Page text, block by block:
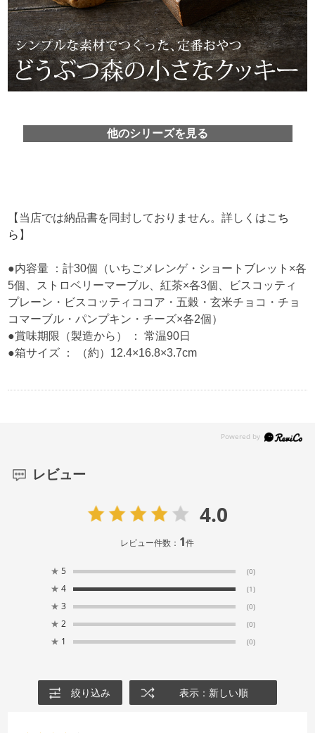
他のシリーズを見る
【当店では納品書を同封しておりません。詳しくはこち
ら 】
●内容量 ：計30個（いちごメレンゲ・ショートブレット×各
5個、ストロベリーマーブル、紅茶×各3個、ビスコッティ
プレーン・ビスコッティココア・五穀・玄米チョコ・チョ
コマーブル・パンプキン・チーズ×各2個）
●賞味期限（製造から） ： 常温90日
●箱サイズ ： （約）12.4×16.8×3.7cm
レビュー
4.0
レビュー件数： 1件
★ 5 (0)
★ 4 (1)
★ 3 (0)
★ 2 (0)
★ 1 (0)
絞り込み 表示：新しい順